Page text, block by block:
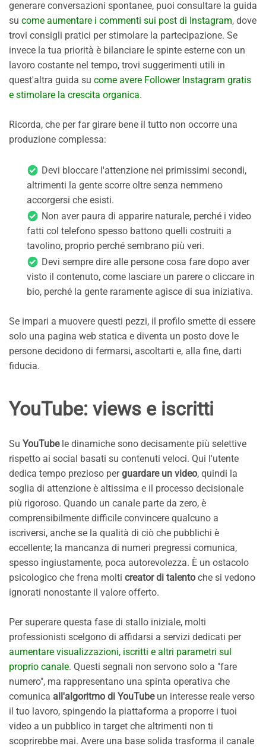
generare conversazioni spontanee, puoi consultare la guida
su come aumentare i commenti sui post di Instagram, dove
trovi consigli pratici per stimolare la partecipazione. Se
invece la tua priorità è bilanciare le spinte esterne con un
lavoro costante nel tempo, trovi suggerimenti utili in
quest'altra guida su come avere Follower Instagram gratis
e stimolare la crescita organica.
Ricorda, che per far girare bene il tutto non occorre una
produzione complessa:
Devi bloccare l'attenzione nei primissimi secondi,
altrimenti la gente scorre oltre senza nemmeno
accorgersi che esisti.
Non aver paura di apparire naturale, perché i video
fatti col telefono spesso battono quelli costruiti a
tavolino, proprio perché sembrano più veri.
Devi sempre dire alle persone cosa fare dopo aver
visto il contenuto, come lasciare un parere o cliccare in
bio, perché la gente raramente agisce di sua iniziativa.
Se impari a muovere questi pezzi, il profilo smette di essere
solo una pagina web statica e diventa un posto dove le
persone decidono di fermarsi, ascoltarti e, alla fine, darti
fiducia.
YouTube: views e iscritti
Su YouTubele dinamiche sono decisamente più selettive
rispetto ai social basati su contenuti veloci. Qui l'utente
dedica tempo prezioso perguardare un video, quindi la
soglia di attenzione è altissima e il processo decisionale
più rigoroso. Quando un canale parte da zero, è
comprensibilmente difficile convincere qualcuno a
iscriversi, anche se la qualità di ciò che pubblichi è
eccellente; la mancanza di numeri pregressi comunica,
spesso ingiustamente, poca autorevolezza. È un ostacolo
psicologico che frena molti creator di talento che si vedono
ignorati nonostante il valore offerto.
Per superare questa fase di stallo iniziale, molti
professionisti scelgono di affidarsi a servizi dedicati per
aumentare visualizzazioni, iscritti e altri parametri sul
proprio canale. Questi segnali non servono solo a "fare
numero", ma rappresentano una spinta operativa che
comunica all'algoritmo di YouTubeun interesse reale verso
il tuo lavoro, spingendo la piattaforma a proporre i tuoi
video a un pubblico in target che altrimenti non ti
scoprirebbe mai. Avere una base solida trasforma il canale